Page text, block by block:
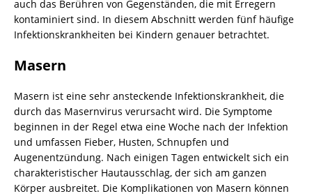
auch das Berühren von Gegenständen, die mit Erregern
kontaminiert sind. In diesem Abschnitt werden fünf häufige
Infektionskrankheiten bei Kindern genauer betrachtet.
Masern
Masern ist eine sehr ansteckende Infektionskrankheit, die
durch das Masernvirus verursacht wird. Die Symptome
beginnen in der Regel etwa eine Woche nach der Infektion
und umfassen Fieber, Husten, Schnupfen und
Augenentzündung. Nach einigen Tagen entwickelt sich ein
charakteristischer Hautausschlag, der sich am ganzen
Körper ausbreitet. Die Komplikationen von Masern können